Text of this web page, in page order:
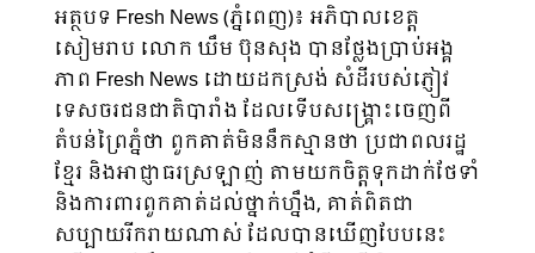
អត្ថបទ Fresh News (ភ្នំពេញ)៖ អភិបាលខេត្ត
សៀមរាប លោក ឃឹម ប៊ុនសុង បានថ្លែងប្រាប់អង្គ
ភាព Fresh News ដោយដកស្រង់ សំដីរបស់ភ្ញៀវ
ទេសចរជនជាតិបារាំង ដែលទើបសង្គ្រោះចេញពី
តំបន់ព្រៃភ្នំថា ពួកគាត់មិននឹកស្មានថា ប្រជាពល​រដ្ឋ
ខ្មែរ និងអាជ្ញាធរស្រឡាញ់ តាមយកចិត្តទុកដាក់ថែទាំ
និងការពារពួកគាត់ដល់ថ្នាក់ហ្នឹង, គាត់ពិតជា​
សប្បាយ​រីករាយណាស់ ដែលបានឃើញបែបនេះ